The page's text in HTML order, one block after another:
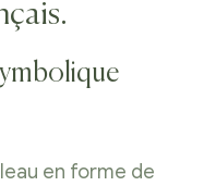
en forme de